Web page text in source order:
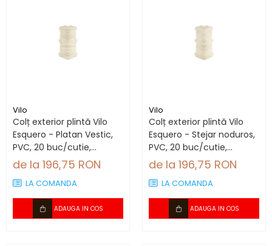
Vilo
Colț exterior plintă Vilo
Esquero - Platan Vestic,
PVC, 20 buc/cutie,
compatibil plintă 66.6
de la 196,75 RON
LA COMANDA
ADAUGA IN COS
Vilo
Colț exterior plintă Vilo
Esquero - Stejar noduros,
PVC, 20 buc/cutie,
compatibil plintă 66.6
de la 196,75 RON
LA COMANDA
ADAUGA IN COS